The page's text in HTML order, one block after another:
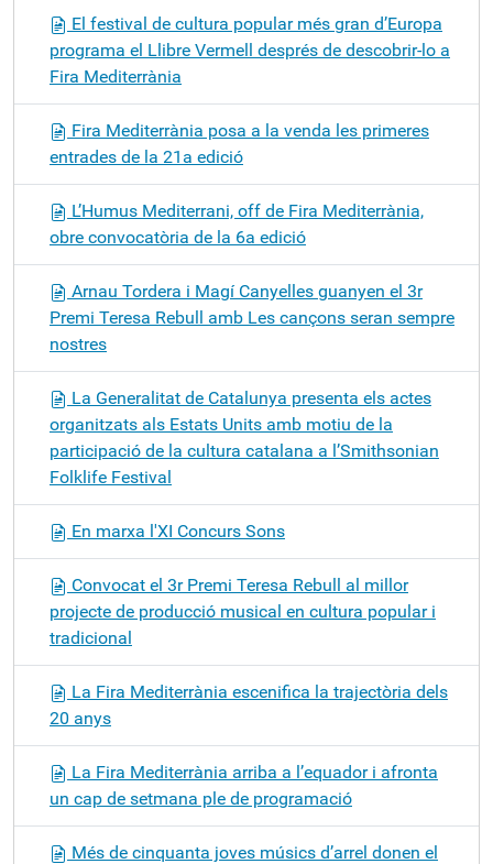
El festival de cultura popular més gran d’Europa
programa el Llibre Vermell després de descobrir-lo a
Fira Mediterrània
Fira Mediterrània posa a la venda les primeres
entrades de la 21a edició
L’Humus Mediterrani, off de Fira Mediterrània,
obre convocatòria de la 6a edició
Arnau Tordera i Magí Canyelles guanyen el 3r
Premi Teresa Rebull amb Les cançons seran sempre
nostres
La Generalitat de Catalunya presenta els actes
organitzats als Estats Units amb motiu de la
participació de la cultura catalana a l’Smithsonian
Folklife Festival
En marxa l'XI Concurs Sons
Convocat el 3r Premi Teresa Rebull al millor
projecte de producció musical en cultura popular i
tradicional
La Fira Mediterrània escenifica la trajectòria dels
20 anys
La Fira Mediterrània arriba a l’equador i afronta
un cap de setmana ple de programació
Més de cinquanta joves músics d’arrel donen el